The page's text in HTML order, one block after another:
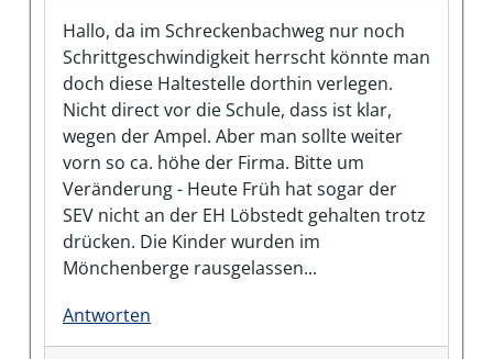
Hallo, da im Schreckenbachweg nur noch
Schrittgeschwindigkeit herrscht könnte man
doch diese Haltestelle dorthin verlegen.
Nicht direct vor die Schule, dass ist klar,
wegen der Ampel. Aber man sollte weiter
vorn so ca. höhe der Firma. Bitte um
Veränderung - Heute Früh hat sogar der
SEV nicht an der EH Löbstedt gehalten trotz
drücken. Die Kinder wurden im
Mönchenberge rausgelassen...
Antworten